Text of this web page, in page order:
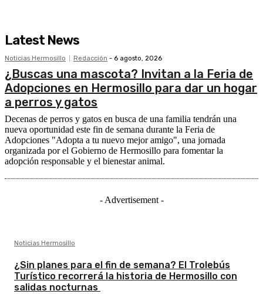
Latest News
Noticias Hermosillo Redacción - 6 agosto, 2026
¿Buscas una mascota? Invitan a la Feria de
Adopciones en Hermosillo para dar un hogar
a perros y gatos
Decenas de perros y gatos en busca de una familia tendrán una
nueva oportunidad este fin de semana durante la Feria de
Adopciones "Adopta a tu nuevo mejor amigo", una jornada
organizada por el Gobierno de Hermosillo para fomentar la
adopción responsable y el bienestar animal.
- Advertisement -
Noticias Hermosillo
¿Sin planes para el fin de semana? El Trolebús
Turístico recorrerá la historia de Hermosillo con
salidas nocturnas